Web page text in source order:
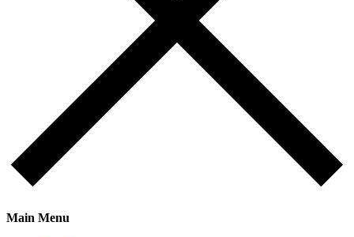
Main Menu